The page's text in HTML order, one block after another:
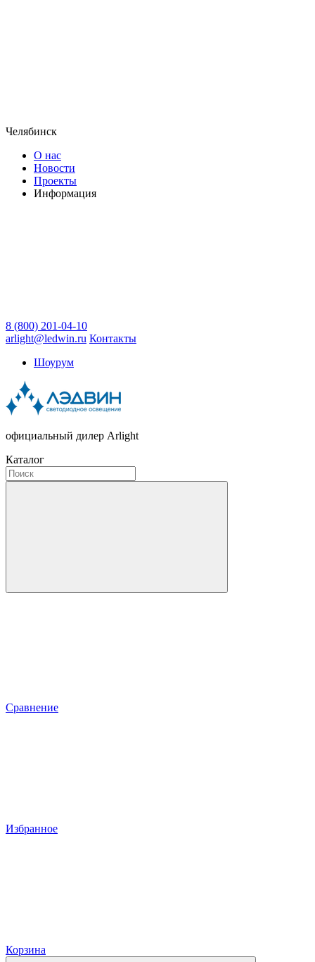
Челябинск
О нас
Новости
Проекты
Информация
8 (800) 201-04-10
arlight@ledwin.ru Контакты
Шоурум
официальный дилер Arlight
Каталог
Сравнение
Избранное
Корзина